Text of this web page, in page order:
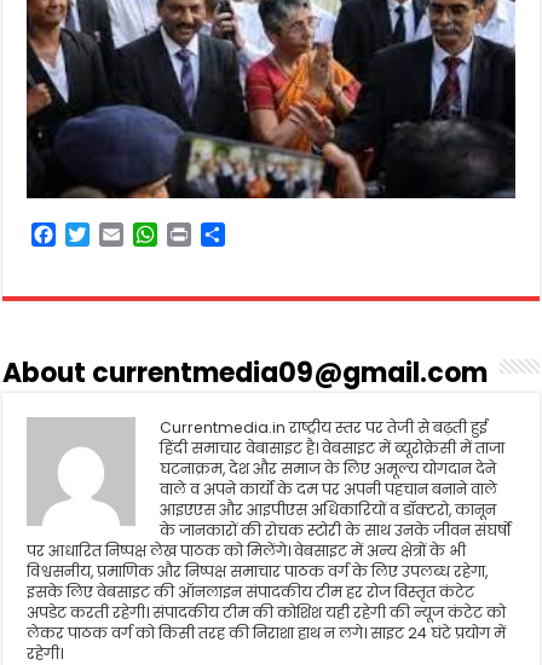
F
e
o
T
t
r
E
i
W
t
p
P
n
r
About currentmedia09@gmail.com
Currentmedia.in राष्ट्रीय स्तर पर तेजी से बढ़ती हुई
हिंदी समाचार वेबासाइट है। वेबसाइट में ब्यूरोक्रेसी में ताजा
घटनाक्रम, देश और समाज के लिए अमूल्य योगदान देने
वाले व अपने कार्यो के दम पर अपनी पहचान बनाने वाले
आइएएस और आइपीएस अधिकारियों व डॉक्टरो, कानून
के जानकारों की रोचक स्टोरी के साथ उनके जीवन संघर्षो
पर आधारित निष्पक्ष लेख पाठक को मिलेंगे। वेबसाइट में अन्य क्षेत्रों के भी
विश्वसनीय, प्रमाणिक और निष्पक्ष समाचार पाठक वर्ग के लिए उपलब्ध रहेगा,
इसके लिए वेबसाइट की ऑनलाइन संपादकीय टीम हर रोज विस्तृत कंटेट
अपडेट करती रहेगी। संपादकीय टीम की कोशिश यही रहेगी की न्यूज कंटेट को
लेकर पाठक वर्ग को किसी तरह की निराशा हाथ न लगे। साइट 24 घंटे प्रयोग में
रहेगी।